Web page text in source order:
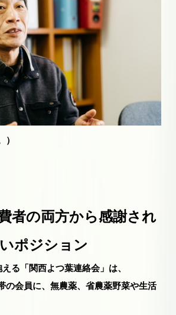
）
者の両方から感謝され
ポジション
る「関西よつ葉連絡会」は、
の会員に、無農薬、省農薬野菜や生活